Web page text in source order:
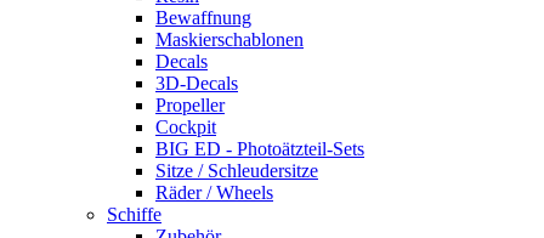
Bewaffnung
Maskierschablonen
Decals
3D-Decals
Propeller
Cockpit
BIG ED - Photoätzteil-Sets
Sitze / Schleudersitze
Räder / Wheels
Schiffe